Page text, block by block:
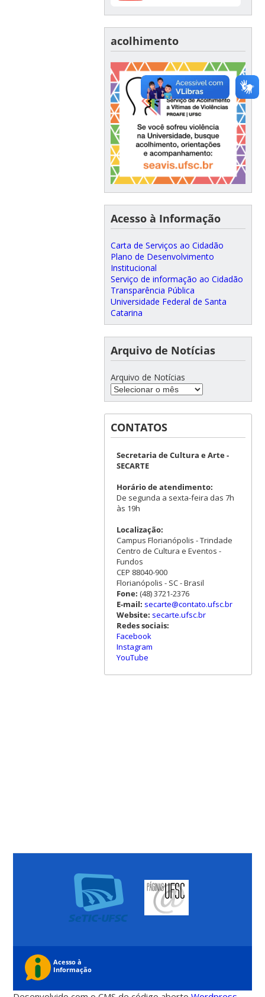
acolhimento
Acesso à Informação
Carta de Serviços ao Cidadão
Plano de Desenvolvimento
Institucional
Serviço de informação ao Cidadão
Transparência Pública
Universidade Federal de Santa
Catarina
Arquivo de Notícias
Arquivo de Notícias
CONTATOS
Secretaria de Cultura e Arte -
SECARTE
Horário de atendimento:
De segunda a sexta-feira das 7h
às 19h
Localização:
Campus Florianópolis - Trindade
Centro de Cultura e Eventos -
Fundos
CEP 88040-900
Florianópolis - SC - Brasil
Fone: (48) 3721-2376
E-mail: secarte@contato.ufsc.br
Website: secarte.ufsc.br
Redes sociais:
Facebook
Instagram
YouTube